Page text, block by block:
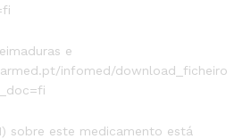
e
infomed/download_ficheiro
sobre este medicamento está